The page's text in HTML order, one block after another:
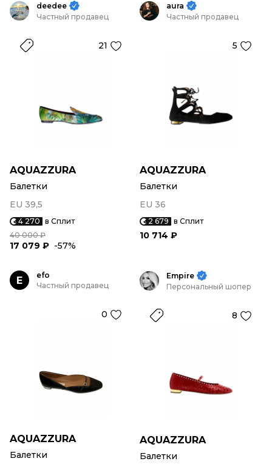
deedee
Частный продавец
21
AQUAZZURA
Балетки
EU 39,5
4 270 в Сплит
40 000 ₽
17 079 ₽ -57%
aura
Частный продавец
5
AQUAZZURA
Балетки
EU 36
2 679 в Сплит
10 714 ₽
E
efo
Частный продавец
0
AQUAZZURA
Балетки
Empire
Персональный шопер
8
AQUAZZURA
Балетки